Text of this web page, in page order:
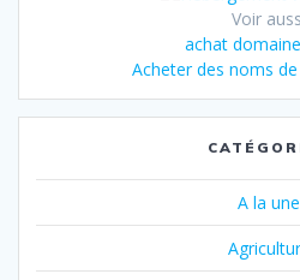
Voir
achat
Acheter des noms
A la une